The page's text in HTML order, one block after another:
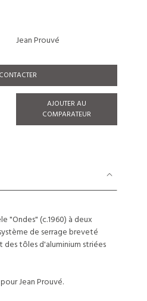
Jean Prouvé
AJOUTER AU
COMPARATEUR
"Ondes" (c.1960) à deux
de serrage breveté
des tôles d'aluminium striées
Jean Prouvé.